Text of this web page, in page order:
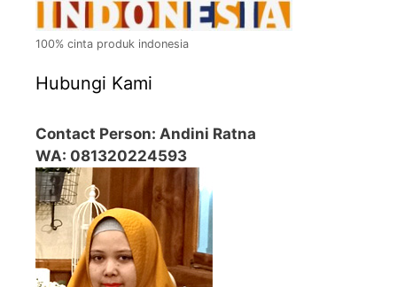
100% cinta produk indonesia
Hubungi Kami
Contact Person: Andini Ratna
WA: 081320224593